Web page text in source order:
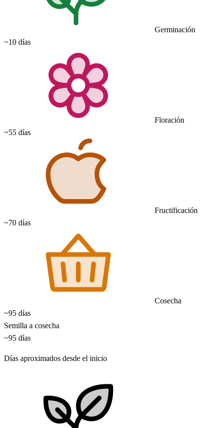
Germinación
~10 días
Floración
~55 días
Fructificación
~70 días
Cosecha
~95 días
Semilla a cosecha
~95 días
Días aproximados desde el inicio